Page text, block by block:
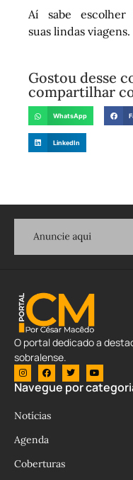
Aí sabe
suas lindas viagens.
Gostou desse
compartilhar
WhatsApp
LinkedIn
O portal dedicado a
sobralense.
Navegue por
Notícias
Agenda
Coberturas